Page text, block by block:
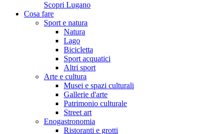
Scopri Lugano
Cosa fare
Sport e natura
Natura
Lago
Bicicletta
Sport acquatici
Altri sport
Arte e cultura
Musei e spazi culturali
Gallerie d'arte
Patrimonio culturale
Street art
Enogastronomia
Ristoranti e grotti